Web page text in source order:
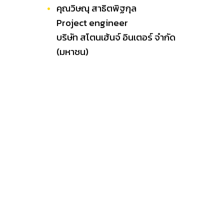
คุณวิษณุ สาธิตพิฐกุล
Project engineer
บริษัท สโตนเฮ้นจ์ อินเตอร์ จำกัด
(มหาชน)